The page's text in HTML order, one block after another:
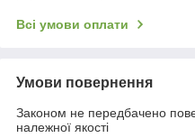
Всі умови оплати
Умови повернення
Законом не передбачено
належної якості